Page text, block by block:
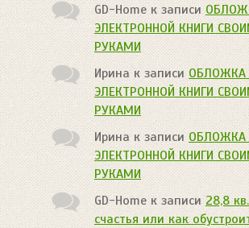
GD-Homeк записи
ЭЛЕКТРОННОЙ КНИГИ
РУКАМИ
Ирина к записиОБЛОЖКА
ЭЛЕКТРОННОЙ КНИГИ
РУКАМИ
Ирина к записиОБЛОЖКА
ЭЛЕКТРОННОЙ КНИГИ
РУКАМИ
GD-Homeк записи28,8
счастья или как